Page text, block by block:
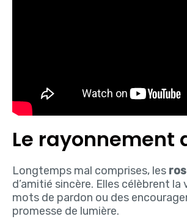
Le rayonnement
Longtemps mal comprises, les
d’amitié sincère. Elles célèbrent
mots de pardon ou des
promesse de lumière.